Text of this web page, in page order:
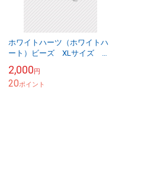
ホワイトハーツ（ホワイトハ
ート）ビーズ XLサイズ ア
2,000円
20ポイント